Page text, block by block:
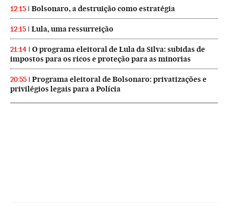
12:15 Bolsonaro, a destruição como estratégia
12:15 Lula, uma ressurreição
21:14
O programa eleitoral de Lula da Silva: subidas de
impostos para os ricos e proteção para as minorias
20:55
Programa eleitoral de Bolsonaro: privatizações e
privilégios legais para a Polícia